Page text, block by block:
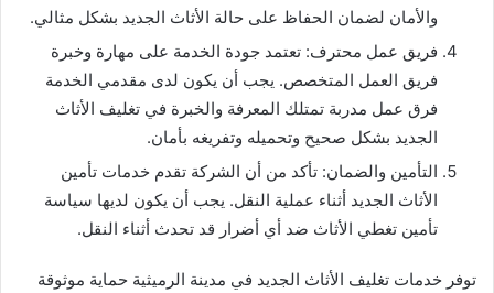
والأمان لضمان الحفاظ على حالة الأثاث الجديد بشكل مثالي.
فريق عمل محترف: تعتمد جودة الخدمة على مهارة وخبرة
فريق العمل المتخصص. يجب أن يكون لدى مقدمي الخدمة
فرق عمل مدربة تمتلك المعرفة والخبرة في تغليف الأثاث
الجديد بشكل صحيح وتحميله وتفريغه بأمان.
التأمين والضمان: تأكد من أن الشركة تقدم خدمات تأمين
الأثاث الجديد أثناء عملية النقل. يجب أن يكون لديها سياسة
تأمين تغطي الأثاث ضد أي أضرار قد تحدث أثناء النقل.
توفر خدمات تغليف الأثاث الجديد في مدينة الرميثية حماية موثوقة